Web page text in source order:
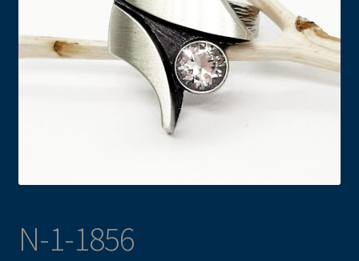
N-1-1856